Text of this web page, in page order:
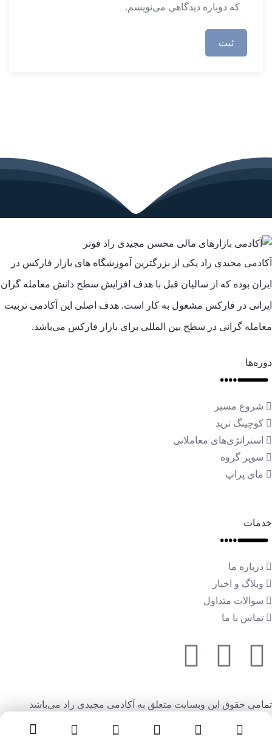
که دوباره دیدگاهی می‌نویسم.
آکادمی مجیدی راد یکی از بزرگترین آموزشگاه های بازار فارکس در
ایران بوده که از سالیان قبل با هدف افزایش سطح دانش معامله گران
ایرانی در فارکس مشغول به کار است. هدف اصلی این آکادمی تربیت
معامله گرانی در سطح بین المللی برای بازار فارکس می‌باشد.
دوره‌ها
شروع مسیر
کوچینگ ترید
استراتژی‌های معاملاتی
سوپر گروه
مای پراپ
خدمات
درباره ما
وبلاگ و اخبار
سوالات متداول
تماس با ما
تمامی حقوق این وبسایت متعلق به آکادمی مجیدی راد می‌باشد